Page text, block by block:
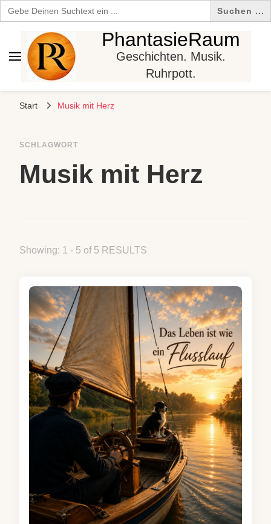
Search
for:
PhantasieRaum
Geschichten. Musik.
Ruhrpott.
Start Musik mit Herz
SCHLAGWORT
Musik mit Herz
Showing: 1 - 5 of 5 RESULTS